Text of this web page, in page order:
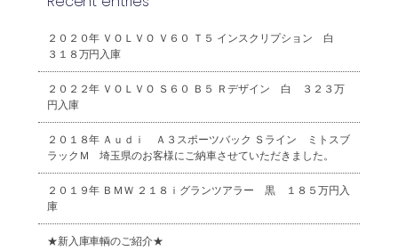
２０２０年 ＶＯＬＶＯ Ｖ６０ Ｔ５ インスクリプション 白
３１８万円入庫
２０２２年 ＶＯＬＶＯ Ｓ６０ Ｂ５ Ｒデザイン 白 ３２３万
円入庫
２０１８年 Ａｕｄｉ Ａ３スポーツバック Ｓライン ミトスブ
ラックＭ 埼玉県のお客様にご納車させていただきました。
２０１９年 ＢＭＷ ２１８ｉグランツアラー 黒 １８５万円入
庫
★新入庫車輌のご紹介★